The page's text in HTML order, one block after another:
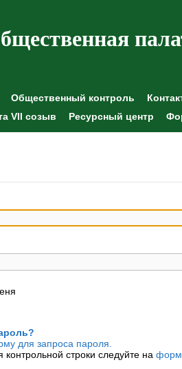
Общественный контроль
VII созыв
Ресурсный центр
для запроса пароля.
контрольной строки следуйте на